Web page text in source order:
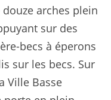
arches plein
sur des
becs à éperons
sur les becs. Sur
Ville Basse